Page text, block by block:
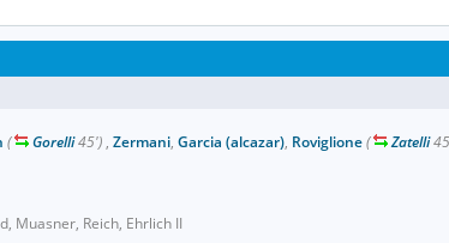
( Gorelli45') , Zermani, Garcia (alcazar), Roviglione( Zatelli
Muasner, Reich, Ehrlich II